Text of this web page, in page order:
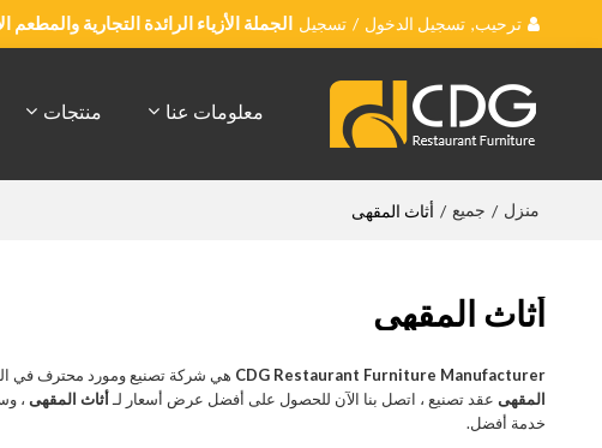
ترحيب, تسجيل الدخول / تسجيل الجملة الأزياء الرائدة التجارية
معلومات عنا منتجات
منزل / جميع / أثاث المقهى
أثاث المقهى
CDG Restaurant Furniture Manufacturer هي شركة تصنيع ومورد محترف في
المقهىعقد تصنيع ، اتصل بنا الآن للحصول على أفضل عرض أسعار لـأثاث المقهى،
خدمة أفضل.